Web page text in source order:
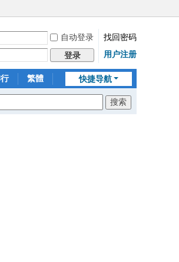
自动登录
找回密码
登录 用户注册
快捷导航
繁體